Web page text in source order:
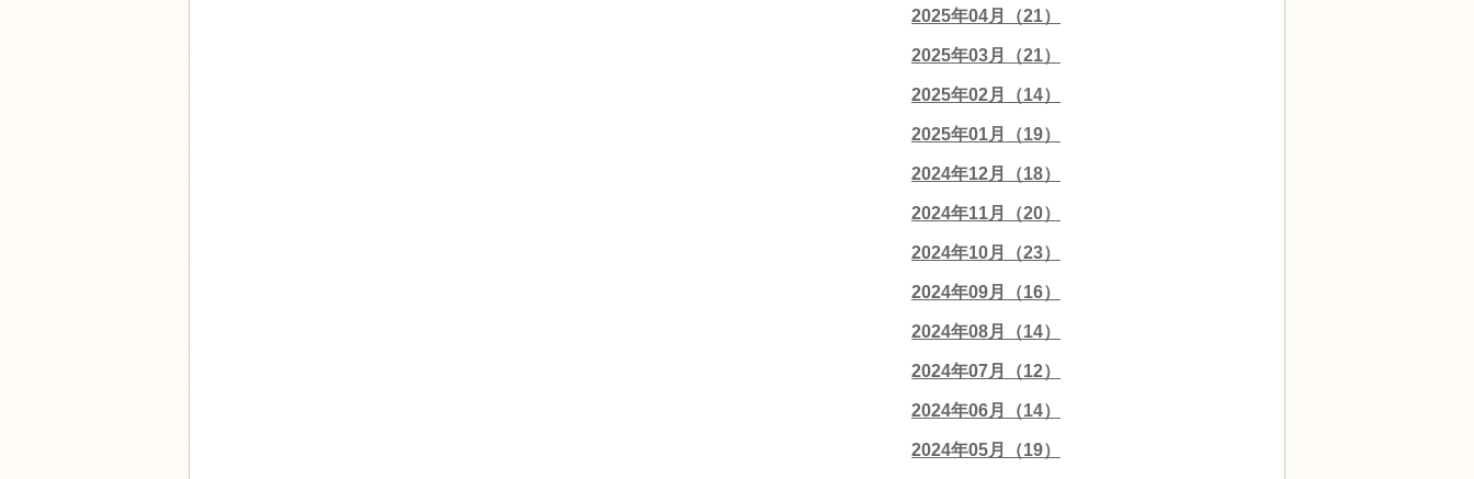
2025年04月（21）
2025年03月（21）
2025年02月（14）
2025年01月（19）
2024年12月（18）
2024年11月（20）
2024年10月（23）
2024年09月（16）
2024年08月（14）
2024年07月（12）
2024年06月（14）
2024年05月（19）